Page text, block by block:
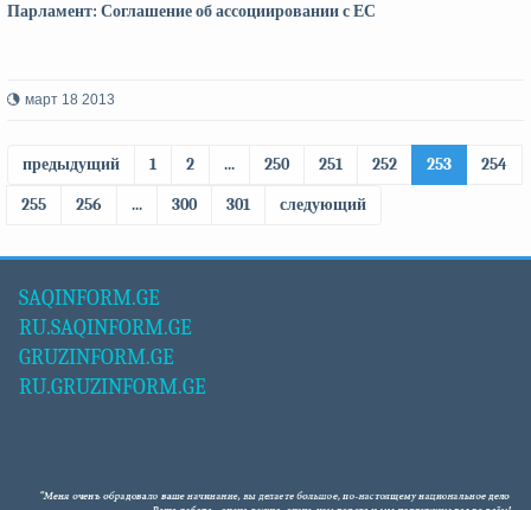
Парламент: Соглашение об ассоциировании с ЕС
март 18 2013
предыдущий 1 2 ... 250 251 252 253
254
255
256 ... 300 301 следующий
SAQINFORM.GE
RU.SAQINFORM.GE
GRUZINFORM.GE
RU.GRUZINFORM.GE